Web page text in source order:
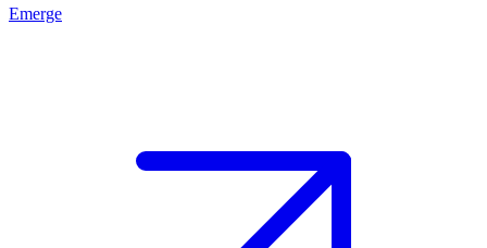
Emerge